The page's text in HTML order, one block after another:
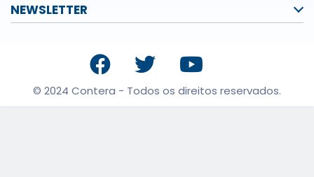
NEWSLETTER
© 2024 Contera - Todos os direitos reservados.